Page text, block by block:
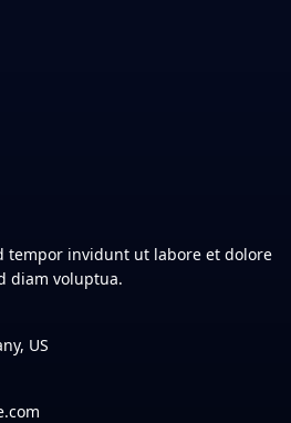
tempor invidunt ut labore et dolore
diam voluptua.
US